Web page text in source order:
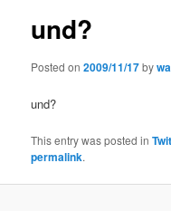
und?
Posted on2009/11/17by
und?
This entry was posted in
permalink.